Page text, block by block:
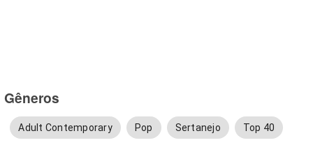
Gêneros
Adult Contemporary Pop Sertanejo Top 40